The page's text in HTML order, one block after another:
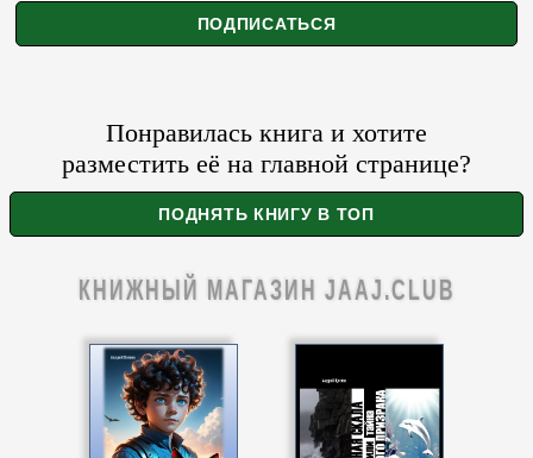
Понравилась книга и хотите
разместить её на главной странице?
КНИЖНЫЙ МАГАЗИН JAAJ.CLUB